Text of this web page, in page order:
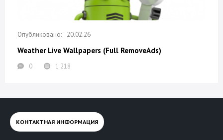
20.02.26
Weather Live Wallpapers (Full RemoveAds)
0 1 218
КОНТАКТНАЯ ИНФОРМАЦИЯ